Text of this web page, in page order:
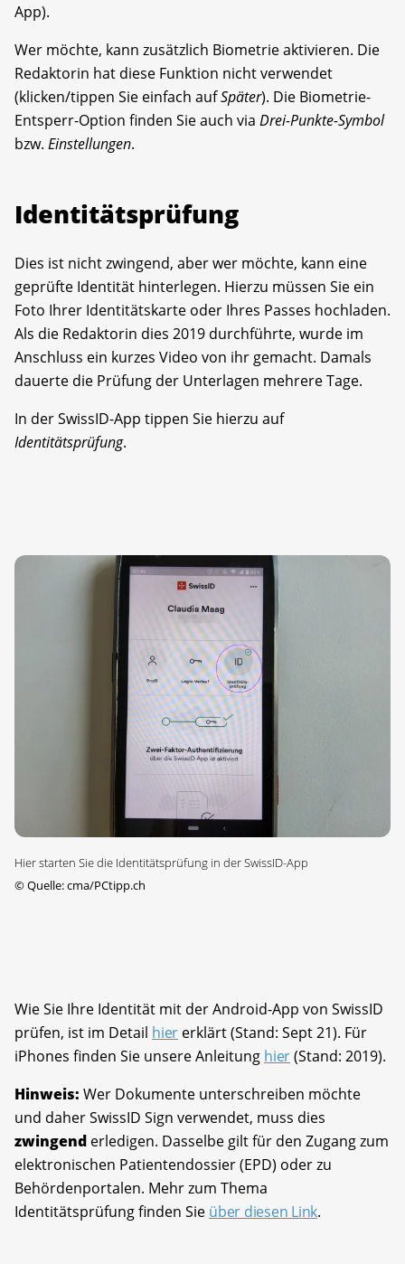
App).
Wer möchte, kann zusätzlich Biometrie aktivieren. Die
Redaktorin hat diese Funktion nicht verwendet
(klicken/tippen Sie einfach aufSpäter). Die Biometrie-
Entsperr-Option finden Sie auch via Drei-Punkte-Symbol
bzw. Einstellungen.
Identitätsprüfung
Dies ist nicht zwingend, aber wer möchte, kann eine
geprüfte Identität hinterlegen. Hierzu müssen Sie ein
Foto Ihrer Identitätskarte oder Ihres Passes hochladen.
Als die Redaktorin dies 2019 durchführte, wurde im
Anschluss ein kurzes Video von ihr gemacht. Damals
dauerte die Prüfung der Unterlagen mehrere Tage.
In der SwissID-App tippen Sie hierzu auf
Identitätsprüfung.
Hier starten Sie die Identitätsprüfung in der SwissID-App
©Quelle: cma/PCtipp.ch
Wie Sie Ihre Identität mit der Android-App von SwissID
prüfen, ist im Detail hier erklärt (Stand: Sept 21). Für
iPhones finden Sie unsere Anleitung hier(Stand: 2019).
Hinweis: Wer Dokumente unterschreiben möchte
und daher SwissID Sign verwendet, muss dies
zwingend erledigen. Dasselbe gilt für den Zugang zum
elektronischen Patientendossier (EPD) oder zu
Behördenportalen. Mehr zum Thema
Identitätsprüfung finden Sie über diesen Link.